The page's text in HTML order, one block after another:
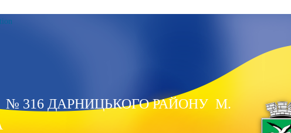
№ 316 ДАРНИЦЬКОГО РАЙОНУ М.